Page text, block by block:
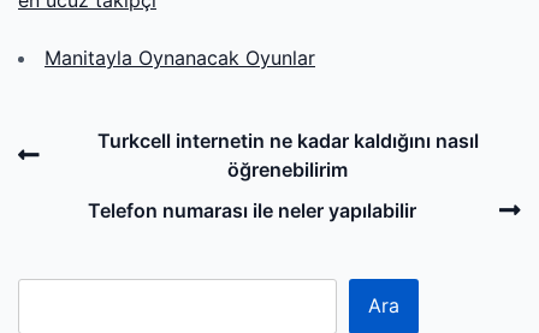
Manitayla Oynanacak Oyunlar
Turkcell internetin ne kadar kaldığını nasıl
öğrenebilirim
Telefon numarası ile neler yapılabilir
Ara